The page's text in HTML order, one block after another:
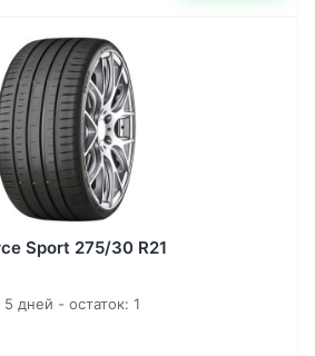
Sport 275/30 R21
дней - остаток: 1